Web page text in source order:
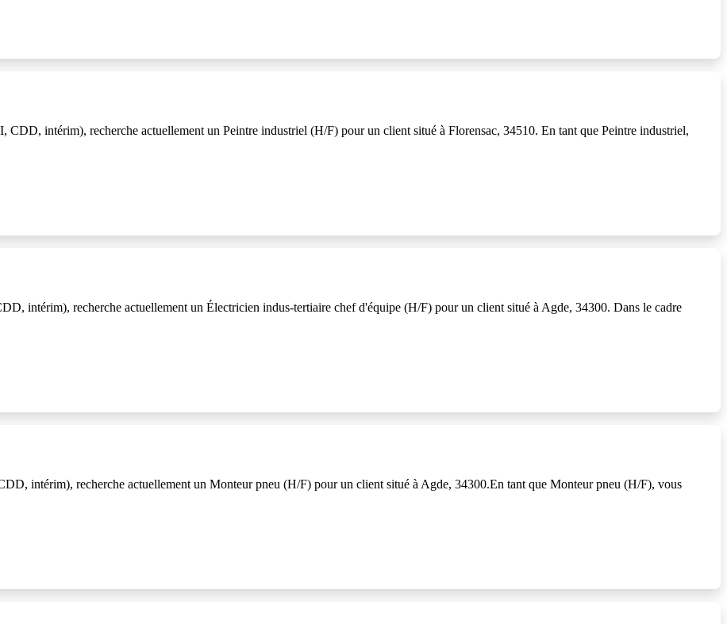
intérim), recherche actuellement un Peintre industriel (H/F) pour un client situé à Florensac, 34510. En tant que Peintre industriel,
intérim), recherche actuellement un Électricien indus-tertiaire chef d'équipe (H/F) pour un client situé à Agde, 34300. Dans le cadre
intérim), recherche actuellement un Monteur pneu (H/F) pour un client situé à Agde, 34300.En tant que Monteur pneu (H/F), vous